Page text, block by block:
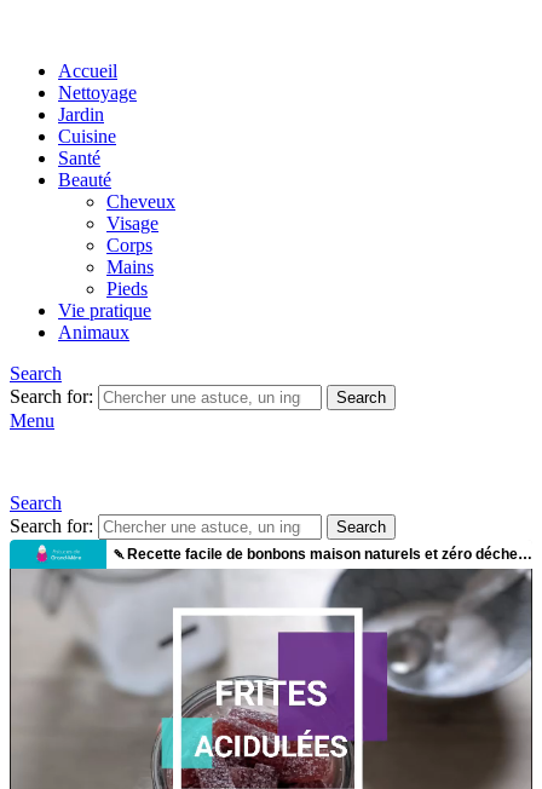
Accueil
Nettoyage
Jardin
Cuisine
Santé
Beauté
Cheveux
Visage
Corps
Mains
Pieds
Vie pratique
Animaux
Search
Search for:
Search
Menu
Search
Search for:
Search